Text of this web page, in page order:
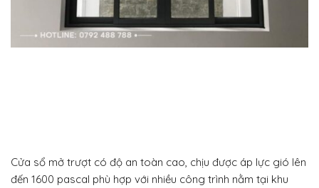
Cửa sổ mở trượt có độ an toàn cao, chịu được áp lực gió lên
đến 1600 pascal phù hợp với nhiều công trình nằm tại khu